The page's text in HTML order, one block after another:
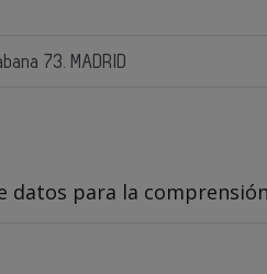
73. MADRID
datos para la